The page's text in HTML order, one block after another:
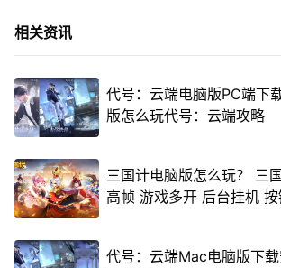
相关资讯
代号：云端电脑版PC端下
版怎么玩代号：云端攻略
三国计电脑版怎么玩？ 三
高帧 游戏多开 后台挂机
代号：云端Mac电脑版下